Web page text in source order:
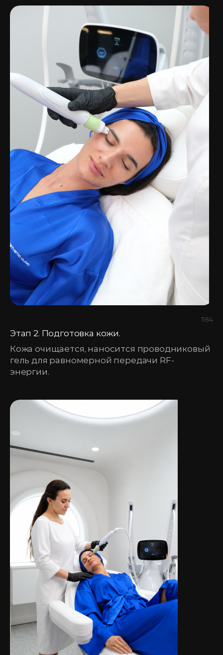
1184
Этап 2. Подготовка кожи.
Кожа очищается, наносится проводниковый
гель для равномерной передачи RF-
энергии.